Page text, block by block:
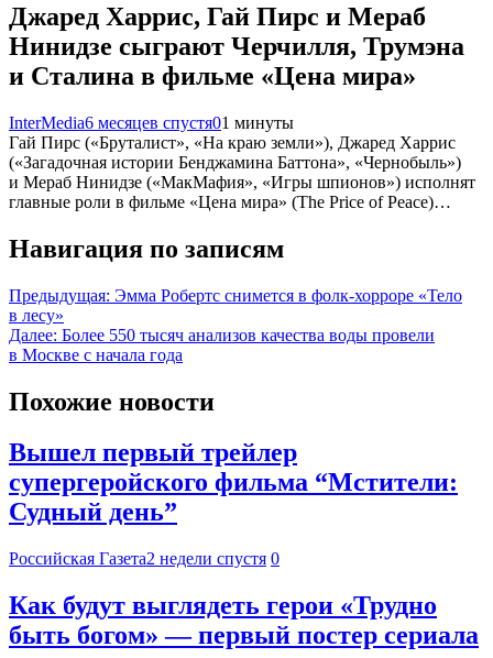
Джаред Харрис, Гай Пирс и Мераб
Нинидзе сыграют Черчилля, Трумэна
и Сталина в фильме «Цена мира»
InterMedia6 месяцев спустя01 минуты
Гай Пирс («Бруталист», «На краю земли»), Джаред Харрис
(«Загадочная истории Бенджамина Баттона», «Чернобыль»)
и Мераб Нинидзе («МакМафия», «Игры шпионов») исполнят
главные роли в фильме «Цена мира» (The Price of Peace)…
Навигация по записям
Предыдущая: Эмма Робертс снимется в фолк-хорроре «Тело
в лесу»
Далее: Более 550 тысяч анализов качества воды провели
в Москве с начала года
Похожие новости
Вышел первый трейлер
супергеройского фильма “Мстители:
Судный день”
Российская Газета2 недели спустя 0
Как будут выглядеть герои «Трудно
быть богом» — первый постер сериала